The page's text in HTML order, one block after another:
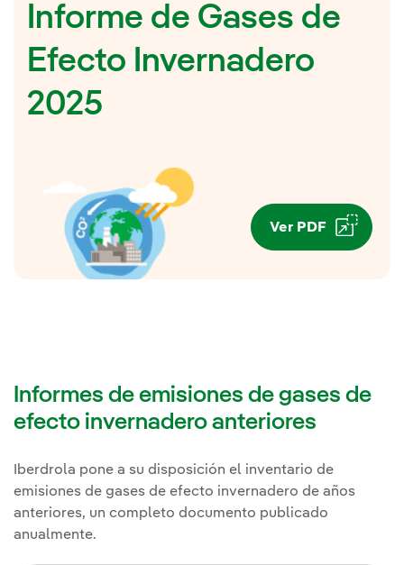
Informe de Gases de
Efecto Invernadero
2025
Ver PDF
Informes de emisiones de gases de
efecto invernadero anteriores
Iberdrola pone a su disposición el inventario de
emisiones de gases de efecto invernadero de años
anteriores, un completo documento publicado
anualmente.